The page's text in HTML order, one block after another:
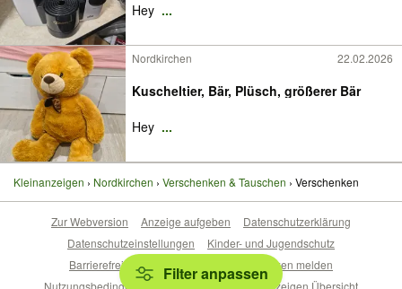
Hey ...
Nordkirchen 22.02.2026
Kuscheltier, Bär, Plüsch, größerer Bär
Hey ...
Kleinanzeigen Nordkirchen Verschenken & Tauschen Verschenken
Filter anpassen
Zur Webversion Anzeige aufgeben
Datenschutzerklärung
Datenschutzeinstellungen
Kinder- und Jugendschutz
Barrierefreiheitserklärung
Sicherheitslücken melden
Nutzungsbedingungen
Beliebte Suchen Anzeigen Übersicht